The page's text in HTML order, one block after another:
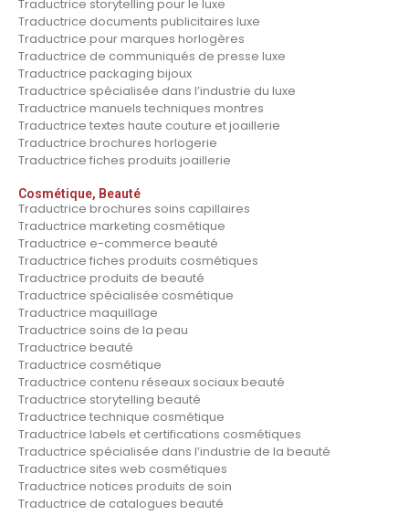
Traductrice storytelling pour le luxe
Traductrice documents publicitaires luxe
Traductrice pour marques horlogères
Traductrice de communiqués de presse luxe
Traductrice packaging bijoux
Traductrice spécialisée dans l’industrie du luxe
Traductrice manuels techniques montres
Traductrice textes haute couture et joaillerie
Traductrice brochures horlogerie
Traductrice fiches produits joaillerie
Cosmétique, Beauté
Traductrice brochures soins capillaires
Traductrice marketing cosmétique
Traductrice e-commerce beauté
Traductrice fiches produits cosmétiques
Traductrice produits de beauté
Traductrice spécialisée cosmétique
Traductrice maquillage
Traductrice soins de la peau
Traductrice beauté
Traductrice cosmétique
Traductrice contenu réseaux sociaux beauté
Traductrice storytelling beauté
Traductrice technique cosmétique
Traductrice labels et certifications cosmétiques
Traductrice spécialisée dans l’industrie de la beauté
Traductrice sites web cosmétiques
Traductrice notices produits de soin
Traductrice de catalogues beauté